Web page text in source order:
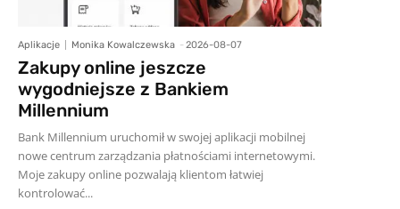
Aplikacje Monika Kowalczewska - 2026-08-07
Zakupy online jeszcze
wygodniejsze z Bankiem
Millennium
Bank Millennium uruchomił w swojej aplikacji mobilnej
nowe centrum zarządzania płatnościami internetowymi.
Moje zakupy online pozwalają klientom łatwiej
kontrolować...